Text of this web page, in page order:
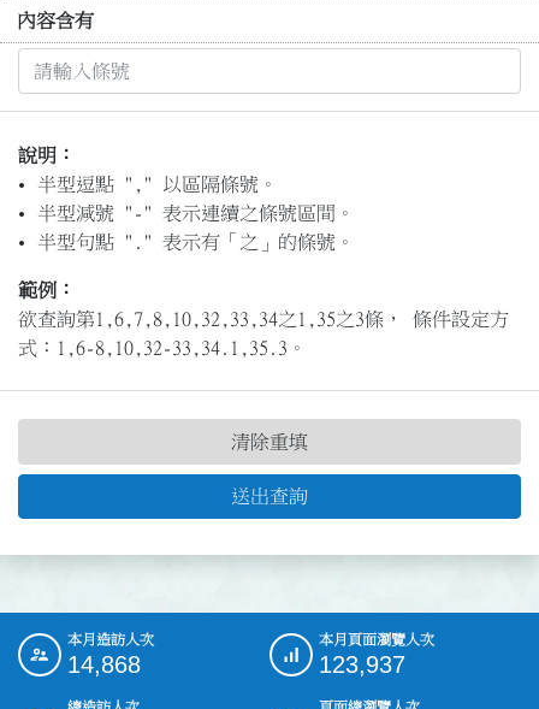
內容含有
說明：
半型逗點 "," 以區隔條號。
半型減號 "-" 表示連續之條號區間。
半型句點 "." 表示有「之」的條號。
範例：
欲查詢第1,6,7,8,10,32,33,34之1,35之3條， 條件設定方
式：1,6-8,10,32-33,34.1,35.3。
送出查詢
清除重填
::: 本月造訪人次
14,868
本月頁面瀏覽人次
123,937